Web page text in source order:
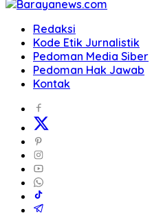
Redaksi
Kode Etik Jurnalistik
Pedoman Media Siber
Pedoman Hak Jawab
Kontak